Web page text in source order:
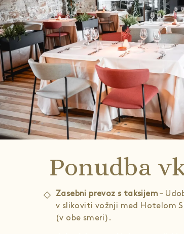
Ponudba
Zasebni prevoz s taksijem –
v slikoviti vožnji med Hotelom
(v obe smeri).